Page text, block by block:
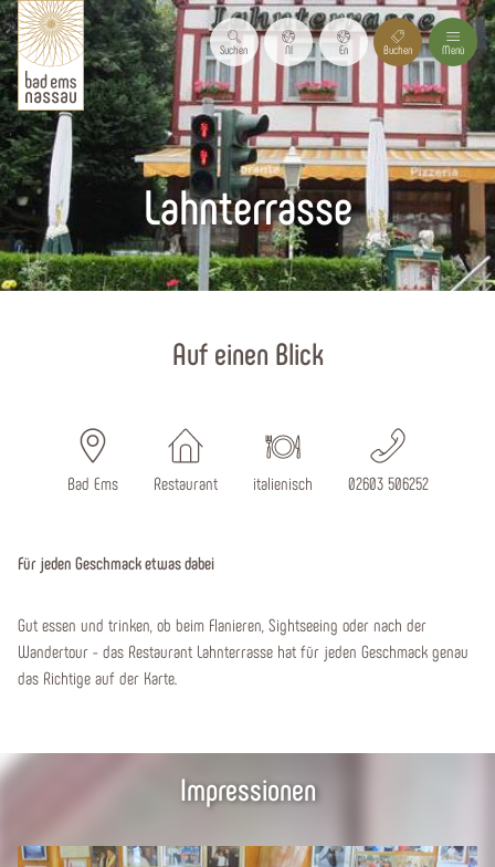
Suchen Nl En Buchen Menü
Lahnterrasse
Auf einen Blick
Bad Ems Restaurant italienisch 02603 506252
Für jeden Geschmack etwas dabei
Gut essen und trinken, ob beim Flanieren, Sightseeing oder nach der
Wandertour - das Restaurant Lahnterrasse hat für jeden Geschmack genau
das Richtige auf der Karte.
Impressionen